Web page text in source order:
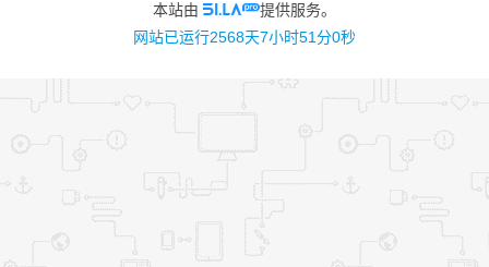
本站由
提供服务。
网站已运行2568天7小时51分0秒